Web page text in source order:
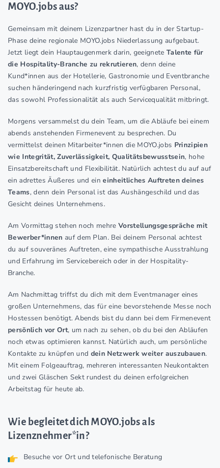
MOYO.jobs aus?
Gemeinsam mit deinem Lizenzpartner hast du in der Startup-
Phase deine regionale MOYO.jobs Niederlassung aufgebaut.
Jetzt liegt dein Hauptaugenmerk darin, geeignete Talente für
die Hospitality-Branche zu rekrutieren, denn deine
Kund*innen aus der Hotellerie, Gastronomie und Eventbranche
suchen händeringend nach kurzfristig verfügbaren Personal,
das sowohl Professionalität als auch Servicequalität mitbringt.
Morgens versammelst du dein Team, um die Abläufe bei einem
abends anstehenden Firmenevent zu besprechen. Du
vermittelst deinen Mitarbeiter*innen die MOYO.jobs Prinzipien
wie Integrität, Zuverlässigkeit, Qualitätsbewusstsein, hohe
Einsatzbereitschaft und Flexibilität. Natürlich achtest du auf auf
ein adrettes Äußeres und eineinheitliches Auftreten deines
Teams, denn dein Personal ist das Aushängeschild und das
Gesicht deines Unternehmens.
Am Vormittag stehen noch mehreVorstellungsgespräche mit
Bewerber*innen auf dem Plan. Bei deinem Personal achtest
du auf souveränes Auftreten, eine sympathische Ausstrahlung
und Erfahrung im Servicebereich oder in der Hospitality-
Branche.
Am Nachmittag triffst du dich mit dem Eventmanager eines
großen Unternehmens, das für eine bevorstehende Messe noch
Hostessen benötigt. Abends bist du dann bei dem Firmenevent
persönlich vor Ort, um nach zu sehen, ob du bei den Abläufen
noch etwas optimieren kannst. Natürlich auch, um persönliche
Kontakte zu knüpfen und dein Netzwerk weiter auszubauen.
Mit einem Folgeauftrag, mehreren interessanten Neukontakten
und zwei Gläschen Sekt rundest du deinen erfolgreichen
Arbeitstag für heute ab.
Wie begleitet dich MOYO.jobs als
Lizenznehmer*in?
Besuche vor Ort und telefonische Beratung